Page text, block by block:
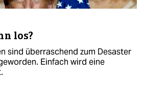
los?
sind überraschend zum Desaster
Einfach wird eine